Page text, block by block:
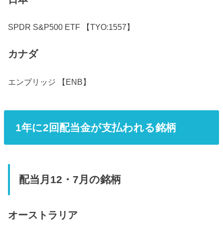
SPDR S&P500 ETF 【TYO:1557】
カナダ
エンブリッジ 【ENB】
1年に2回配当金が支払われる銘柄
配当月12・7月の銘柄
オーストラリア